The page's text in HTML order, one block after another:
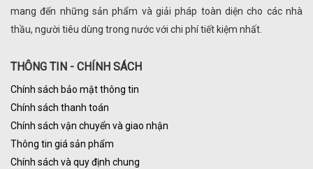
mang đến những sản phẩm và giải pháp toàn diện cho các nhà
thầu, người tiêu dùng trong nước với chi phí tiết kiệm nhất.
THÔNG TIN - CHÍNH SÁCH
Chính sách bảo mật thông tin
Chính sách thanh toán
Chính sách vận chuyển và giao nhận
Thông tin giá sản phẩm
Chính sách và quy định chung